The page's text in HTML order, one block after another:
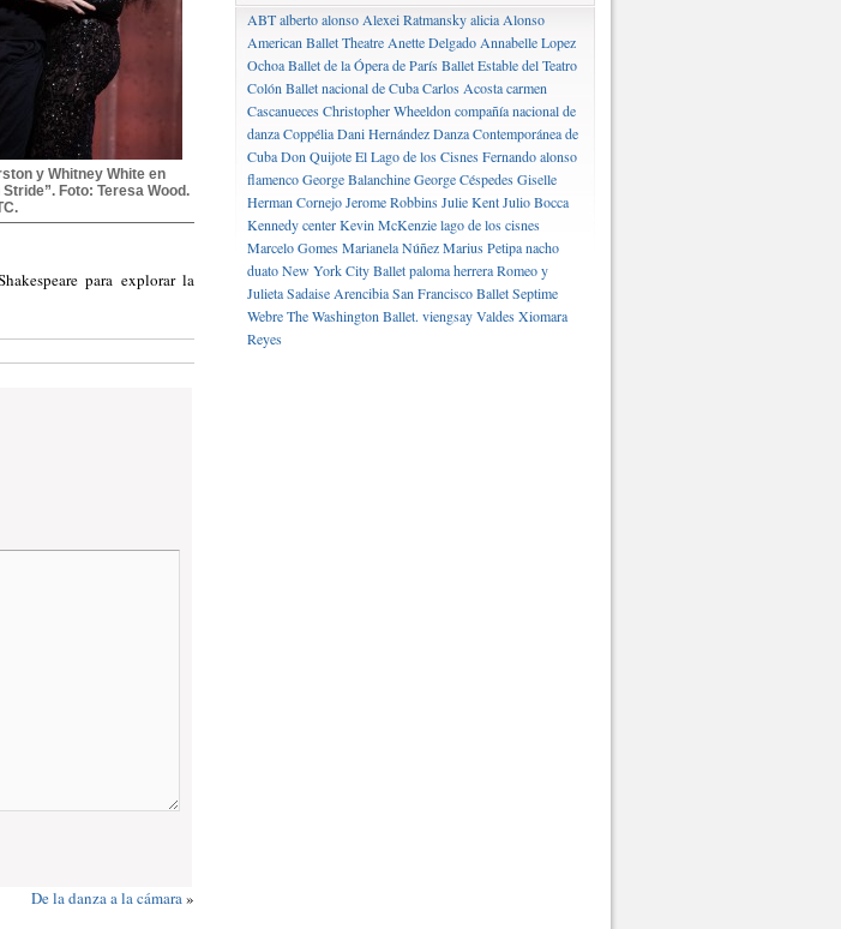
y Whitney White en
Foto: Teresa Wood.
para explorar la
De la danza a la cámara»
ABTalberto alonso Alexei Ratmanskyalicia Alonso
American Ballet Theatre Anette Delgado Annabelle Lopez
OchoaBallet de la Ópera de ParísBallet Estable del Teatro
Colón Ballet nacional de CubaCarlos Acostacarmen
CascanuecesChristopher Wheeldon compañía nacional de
danzaCoppéliaDani HernándezDanza Contemporánea de
CubaDon QuijoteEl Lago de los CisnesFernando alonso
flamencoGeorge BalanchineGeorge CéspedesGiselle
Herman CornejoJerome RobbinsJulie KentJulio Bocca
Kennedy centerKevin McKenzielago de los cisnes
Marcelo GomesMarianela NúñezMarius Petipanacho
duatoNew York City Balletpaloma herreraRomeo y
JulietaSadaise ArencibiaSan Francisco BalletSeptime
WebreThe Washington Ballet. viengsay ValdesXiomara
Reyes